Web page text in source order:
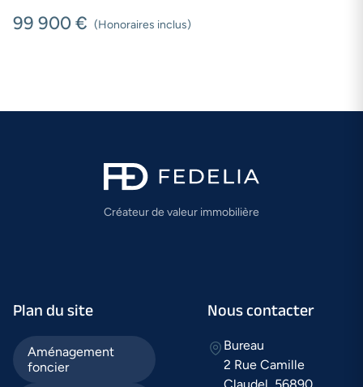
99 900 € (Honoraires inclus)
Créateur de valeur immobilière
Plan du site
Aménagement
foncier
Nous contacter
Bureau
2 Rue Camille